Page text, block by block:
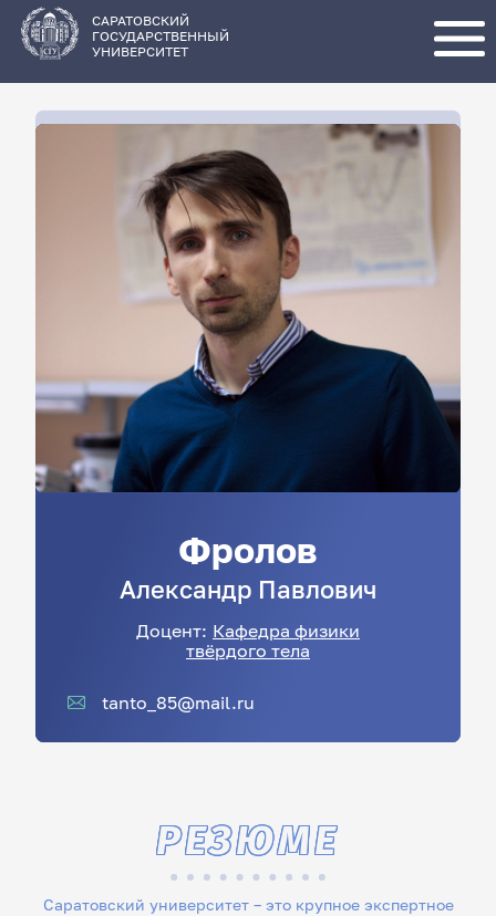
основному
содержанию
САРАТОВСКИЙ
ГОСУДАРСТВЕННЫЙ
УНИВЕРСИТЕТ
Фролов
Александр Павлович
Доцент: Кафедра физики
твёрдого тела
tanto_85@mail.ru
Саратовский университет – это крупное экспертное
РЕЗЮМЕ